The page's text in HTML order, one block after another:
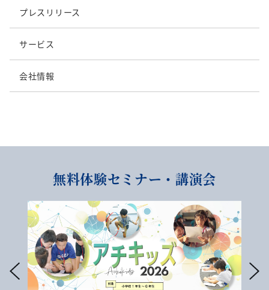
プレスリリース
サービス
会社情報
無料体験セミナー・講演会